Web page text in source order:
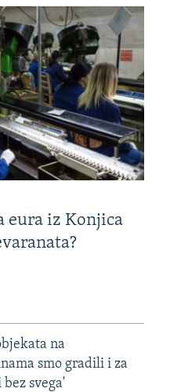
eura iz Konjica
na
smo gradili i za
svega'